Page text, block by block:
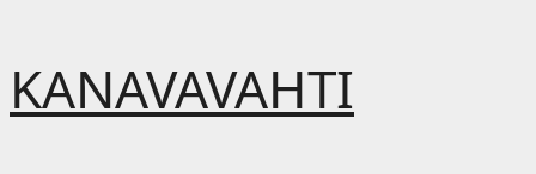
to
content
KANAVAVAHTI